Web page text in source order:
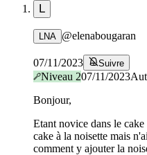
L
LNA @elenabougaran
07/11/2023 Suivre
Niveau 207/11/2023
Bonjour,
Etant novice dans le
cake à la noisette mais
comment y ajouter la